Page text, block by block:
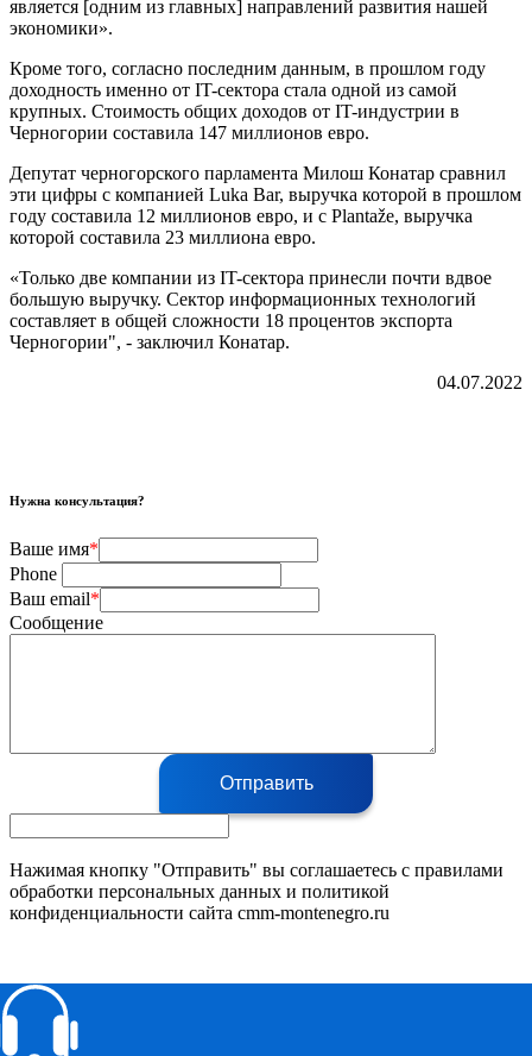
является [одним из главных] направлений развития нашей
экономики».
Кроме того, согласно последним данным, в прошлом году
доходность именно от IT-сектора стала одной из самой
крупных. Стоимость общих доходов от IT-индустрии в
Черногории составила 147 миллионов евро.
Депутат черногорского парламента Милош Конатар сравнил
эти цифры с компанией Luka Bar, выручка которой в прошлом
году составила 12 миллионов евро, и с Plantaže, выручка
которой составила 23 миллиона евро.
«Только две компании из IT-сектора принесли почти вдвое
большую выручку. Сектор информационных технологий
составляет в общей сложности 18 процентов экспорта
Черногории", - заключил Конатар.
04.07.2022
Нужна консультация?
Ваше имя*
Phone
Ваш email*
Сообщение
Отправить
Нажимая кнопку "Отправить" вы соглашаетесь с правилами
обработки персональных данных и политикой
конфиденциальности сайта cmm-montenegro.ru